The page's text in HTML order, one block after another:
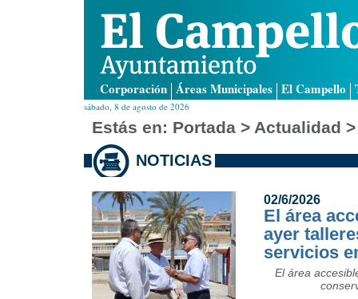
Corporación Áreas Municipales El Campello
sábado, 8 de agosto de 2026
Estás en: Portada > Actualidad
NOTICIAS
02/6/2026
El área
ayer
servicios
El área